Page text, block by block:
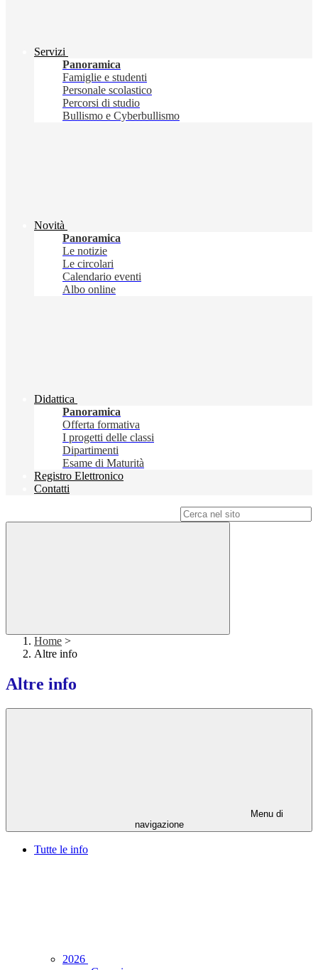
Servizi
Panoramica
Famiglie e studenti
Personale scolastico
Percorsi di studio
Bullismo e Cyberbullismo
Novità
Panoramica
Le notizie
Le circolari
Calendario eventi
Albo online
Didattica
Panoramica
Offerta formativa
I progetti delle classi
Dipartimenti
Esame di Maturità
Registro Elettronico
Contatti
Home >
Altre info
Altre info
Menu di
navigazione
Tutte le info
2026